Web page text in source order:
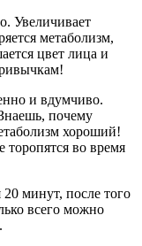
Увеличивает
метаболизм,
цвет лица и
и вдумчиво.
почему
хороший!
во время
минут, после того
всего можно